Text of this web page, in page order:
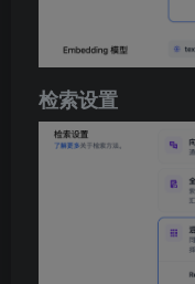
检索设置